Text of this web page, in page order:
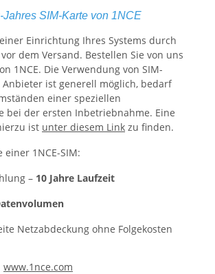
Jahres SIM-Karte von 1NCE
Einrichtung Ihres Systems durch
dem Versand. Bestellen Sie von uns
1NCE. Die Verwendung von SIM-
ist generell möglich, bedarf
einer speziellen
bei der ersten Inbetriebnahme. Eine
ist unter diesem Link zu finden.
1NCE-SIM:
– 10 Jahre Laufzeit
Netzabdeckung ohne Folgekosten
www.1nce.com